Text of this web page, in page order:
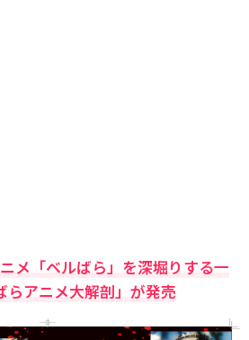
メ「ベルばら」を深堀りする一
らアニメ大解剖」が発売